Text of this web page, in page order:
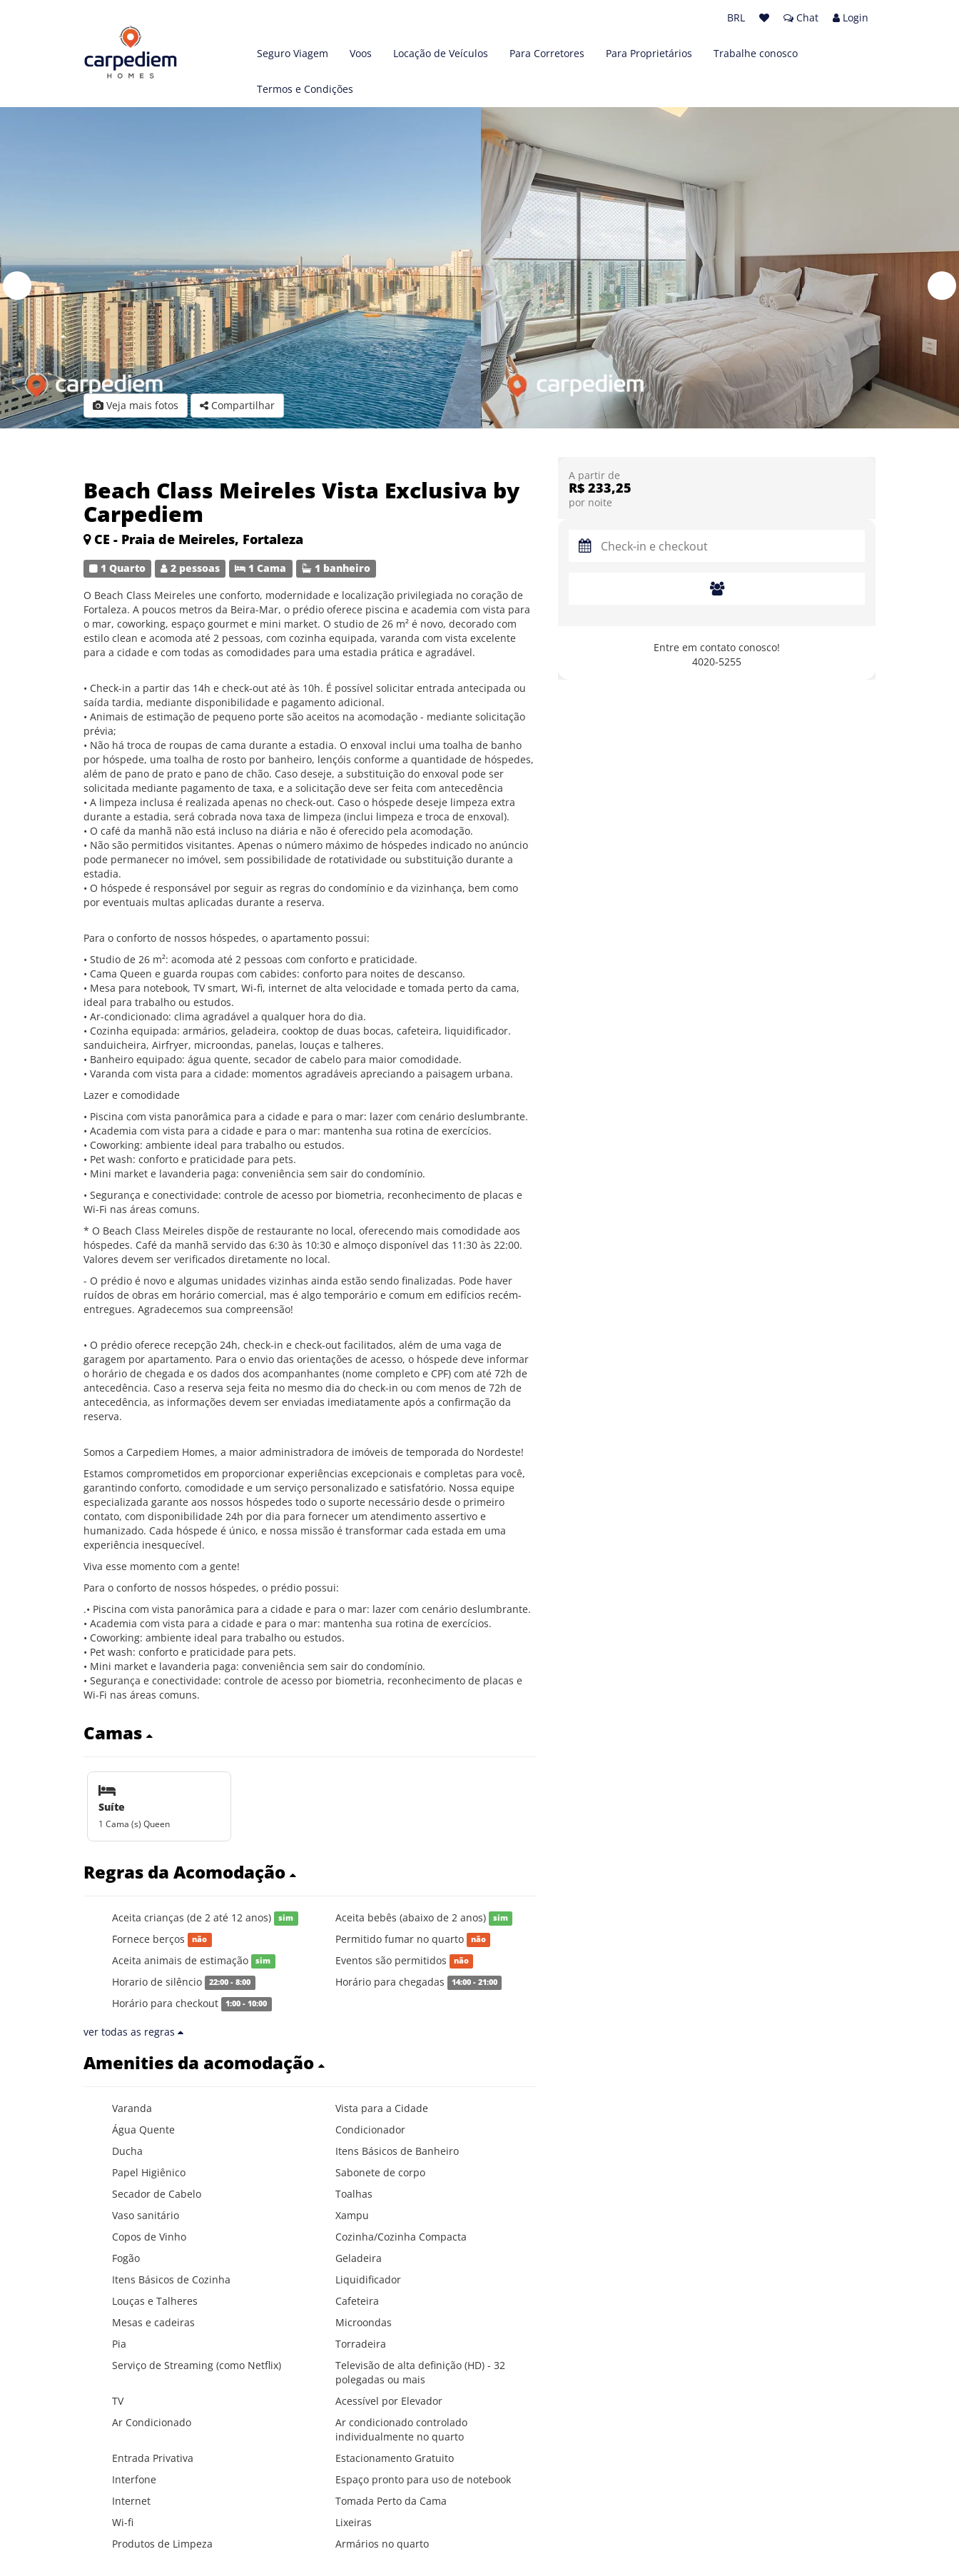
BRL Chat Login
Seguro Viagem Voos Locação de Veículos Para Corretores Para Proprietários Trabalhe conosco
Termos e Condições
Veja mais fotos Compartilhar
Beach Class Meireles Vista Exclusiva by
Carpediem
CE - Praia de Meireles, Fortaleza
1 Quarto 2 pessoas 1 Cama 1 banheiro
O Beach Class Meireles une conforto, modernidade e localização privilegiada no coração de
Fortaleza. A poucos metros da Beira-Mar, o prédio oferece piscina e academia com vista para
o mar, coworking, espaço gourmet e mini market. O studio de 26 m² é novo, decorado com
estilo clean e acomoda até 2 pessoas, com cozinha equipada, varanda com vista excelente
para a cidade e com todas as comodidades para uma estadia prática e agradável.
• Check-in a partir das 14h e check-out até às 10h. É possível solicitar entrada antecipada ou
saída tardia, mediante disponibilidade e pagamento adicional.
• Animais de estimação de pequeno porte são aceitos na acomodação - mediante solicitação
prévia;
• Não há troca de roupas de cama durante a estadia. O enxoval inclui uma toalha de banho
por hóspede, uma toalha de rosto por banheiro, lençóis conforme a quantidade de hóspedes,
além de pano de prato e pano de chão. Caso deseje, a substituição do enxoval pode ser
solicitada mediante pagamento de taxa, e a solicitação deve ser feita com antecedência
• A limpeza inclusa é realizada apenas no check-out. Caso o hóspede deseje limpeza extra
durante a estadia, será cobrada nova taxa de limpeza (inclui limpeza e troca de enxoval).
• O café da manhã não está incluso na diária e não é oferecido pela acomodação.
• Não são permitidos visitantes. Apenas o número máximo de hóspedes indicado no anúncio
pode permanecer no imóvel, sem possibilidade de rotatividade ou substituição durante a
estadia.
• O hóspede é responsável por seguir as regras do condomínio e da vizinhança, bem como
por eventuais multas aplicadas durante a reserva.
Para o conforto de nossos hóspedes, o apartamento possui:
• Studio de 26 m²: acomoda até 2 pessoas com conforto e praticidade.
• Cama Queen e guarda roupas com cabides: conforto para noites de descanso.
• Mesa para notebook, TV smart, Wi-fi, internet de alta velocidade e tomada perto da cama,
ideal para trabalho ou estudos.
• Ar-condicionado: clima agradável a qualquer hora do dia.
• Cozinha equipada: armários, geladeira, cooktop de duas bocas, cafeteira, liquidificador.
sanduicheira, Airfryer, microondas, panelas, louças e talheres.
• Banheiro equipado: água quente, secador de cabelo para maior comodidade.
• Varanda com vista para a cidade: momentos agradáveis apreciando a paisagem urbana.
Lazer e comodidade
• Piscina com vista panorâmica para a cidade e para o mar: lazer com cenário deslumbrante.
• Academia com vista para a cidade e para o mar: mantenha sua rotina de exercícios.
• Coworking: ambiente ideal para trabalho ou estudos.
• Pet wash: conforto e praticidade para pets.
• Mini market e lavanderia paga: conveniência sem sair do condomínio.
• Segurança e conectividade: controle de acesso por biometria, reconhecimento de placas e
Wi-Fi nas áreas comuns.
* O Beach Class Meireles dispõe de restaurante no local, oferecendo mais comodidade aos
hóspedes. Café da manhã servido das 6:30 às 10:30 e almoço disponível das 11:30 às 22:00.
Valores devem ser verificados diretamente no local.
- O prédio é novo e algumas unidades vizinhas ainda estão sendo finalizadas. Pode haver
ruídos de obras em horário comercial, mas é algo temporário e comum em edifícios recém-
entregues. Agradecemos sua compreensão!
• O prédio oferece recepção 24h, check-in e check-out facilitados, além de uma vaga de
garagem por apartamento. Para o envio das orientações de acesso, o hóspede deve informar
o horário de chegada e os dados dos acompanhantes (nome completo e CPF) com até 72h de
antecedência. Caso a reserva seja feita no mesmo dia do check-in ou com menos de 72h de
antecedência, as informações devem ser enviadas imediatamente após a confirmação da
reserva.
Somos a Carpediem Homes, a maior administradora de imóveis de temporada do Nordeste!
Estamos comprometidos em proporcionar experiências excepcionais e completas para você,
garantindo conforto, comodidade e um serviço personalizado e satisfatório. Nossa equipe
especializada garante aos nossos hóspedes todo o suporte necessário desde o primeiro
contato, com disponibilidade 24h por dia para fornecer um atendimento assertivo e
humanizado. Cada hóspede é único, e nossa missão é transformar cada estada em uma
experiência inesquecível.
Viva esse momento com a gente!
Para o conforto de nossos hóspedes, o prédio possui:
.• Piscina com vista panorâmica para a cidade e para o mar: lazer com cenário deslumbrante.
• Academia com vista para a cidade e para o mar: mantenha sua rotina de exercícios.
• Coworking: ambiente ideal para trabalho ou estudos.
• Pet wash: conforto e praticidade para pets.
• Mini market e lavanderia paga: conveniência sem sair do condomínio.
• Segurança e conectividade: controle de acesso por biometria, reconhecimento de placas e
Wi-Fi nas áreas comuns.
Camas
Suíte
1 Cama (s) Queen
Regras da Acomodação
Aceita crianças (de 2 até 12 anos) sim Aceita bebês (abaixo de 2 anos) sim
Fornece berços não Permitido fumar no quarto não
Aceita animais de estimação sim Eventos são permitidos não
Horario de silêncio 22:00 - 8:00 Horário para chegadas 14:00 - 21:00
Horário para checkout 1:00 - 10:00
ver todas as regras
Amenities da acomodação
Varanda
Vista para a Cidade
Água Quente
Condicionador
Ducha
Itens Básicos de Banheiro
Papel Higiênico
Sabonete de corpo
Secador de Cabelo
Toalhas
Vaso sanitário
Xampu
Copos de Vinho
Cozinha/Cozinha Compacta
Fogão
Geladeira
Itens Básicos de Cozinha
Liquidificador
Louças e Talheres
Cafeteira
Mesas e cadeiras
Microondas
Pia
Torradeira
Serviço de Streaming (como Netflix)
Televisão de alta definição (HD) - 32
polegadas ou mais
TV
Acessível por Elevador
Ar Condicionado
Ar condicionado controlado
individualmente no quarto
Entrada Privativa
Estacionamento Gratuito
Interfone
Espaço pronto para uso de notebook
Internet
Tomada Perto da Cama
Wi-fi
Lixeiras
Produtos de Limpeza
Armários no quarto
A partir de
R$ 233,25
por noite
Entre em contato conosco!
4020-5255